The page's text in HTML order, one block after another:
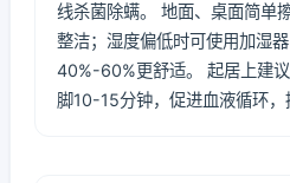
线杀菌除螨。 地面、桌面简单
整洁；湿度偏低时可使用加湿
40%-60%更舒适。 起居上建
脚10-15分钟，促进血液循环，